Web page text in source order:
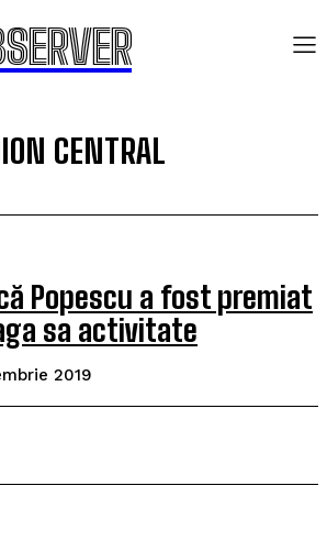
CENTRAL
Popescu a fost premiat
sa activitate
2019